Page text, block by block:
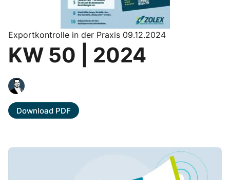
Exportkontrolle in der Praxis 09.12.2024
KW 50 | 2024
Download PDF